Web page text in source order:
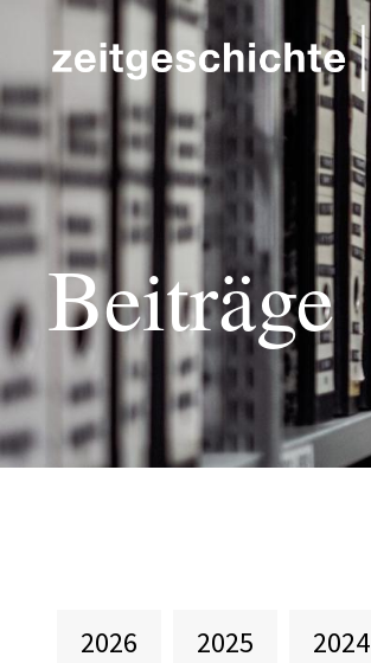
Direkt zum Inhalt
Beiträge
2026 2025 2024